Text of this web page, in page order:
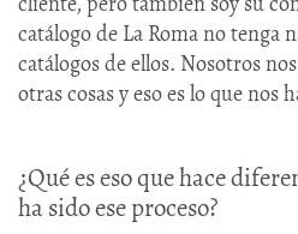
catálogo de La Roma no tenga
catálogos de ellos. Nosotros
otras cosas y eso es lo que nos
¿Qué es eso que hace
ha sido ese proceso?